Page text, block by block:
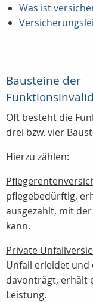
Was ist
Bausteine der
Oft besteht die
drei bzw. vier
Hierzu zählen:
pflegebedürftig,
ausgezahlt, mit
kann.
Private
Unfall erleidet und
davonträgt, erhält
Leistung.